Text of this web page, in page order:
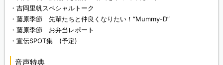
・吉岡里帆スペシャルトーク
・藤原季節 先輩たちと仲良くなりたい！“Mummy-D”
・藤原季節 お弁当レポート
・宣伝SPOT集 (予定)
音声特典